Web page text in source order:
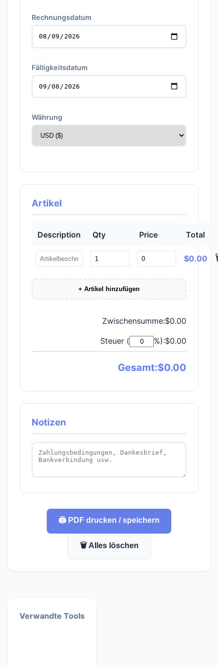
Rechnungsdatum
Fälligkeitsdatum
Währung
Artikel
Description Qty Price Total
$0.00
+ Artikel hinzufügen
Zwischensumme:$0.00
Steuer ( %):$0.00
Gesamt:$0.00
Notizen
🖨️ PDF drucken / speichern
🗑️ Alles löschen
Verwandte Tools